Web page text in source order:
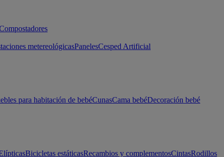
metereológicasPanelesCesped Artificial
para habitación de bebéCunasCama bebéDecoración bebé
Bicicletas estáticasRecambios y complementosCintasRodillos